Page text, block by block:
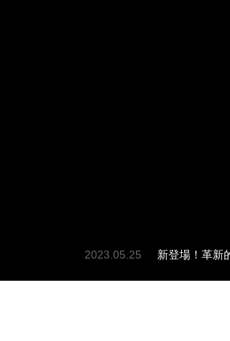
2023.05.25 新登場！革新